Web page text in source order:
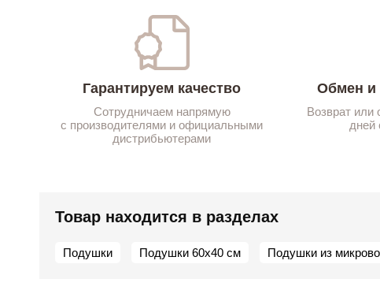
Гарантируем качество
Сотрудничаем напрямую
с производителями и официальными
дистрибьютерами
Обмен и
Возврат или
дней
Товар находится в разделах
Подушки Подушки 60х40 см Подушки из